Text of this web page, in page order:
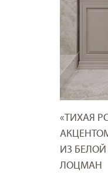
«ТИХАЯ
ИЗ
ЛОЦМАН